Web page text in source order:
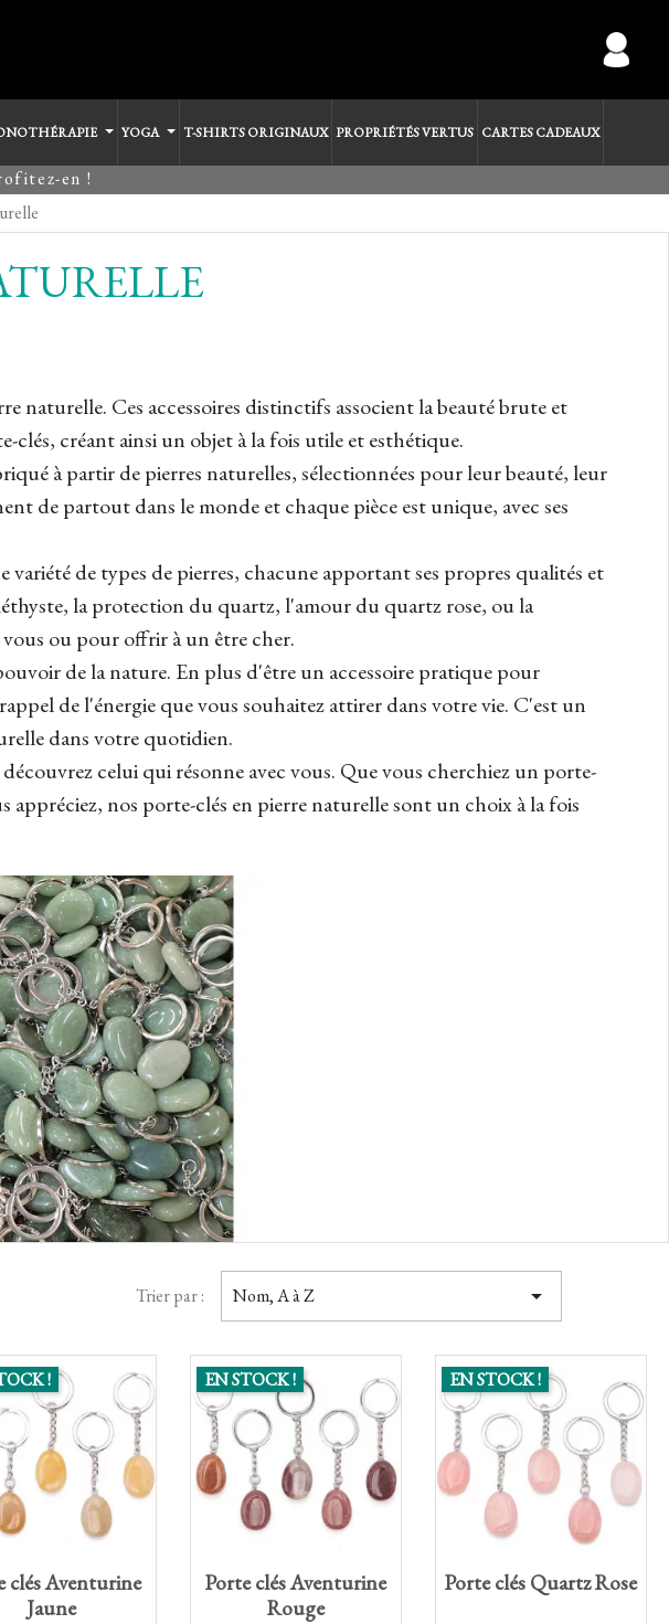
YOGA T-SHIRTS ORIGINAUX PROPRIÉTÉS VERTUS CARTES CADEAUX
en !
naturelle. Ces accessoires distinctifs associent la beauté brute et
créant ainsi un objet à la fois utile et esthétique.
à partir de pierres naturelles, sélectionnées pour leur beauté, leur
de partout dans le monde et chaque pièce est unique, avec ses
de types de pierres, chacune apportant ses propres qualités et
la protection du quartz, l'amour du quartz rose, ou la
ou pour offrir à un être cher.
de la nature. En plus d'être un accessoire pratique pour
de l'énergie que vous souhaitez attirer dans votre vie. C'est un
dans votre quotidien.
celui qui résonne avec vous. Que vous cherchiez un porte-
nos porte-clés en pierre naturelle sont un choix à la fois
Trier par : Nom, A à Z 
clés Aventurine
Jaune
!
Porte clés Aventurine
Rouge
EN STOCK !
Porte clés Quartz Rose
EN STOCK !